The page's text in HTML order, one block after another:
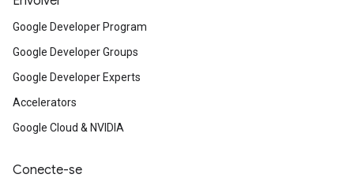
Google Developer Program
Google Developer Groups
Google Developer Experts
Accelerators
Google Cloud & NVIDIA
Conecte-se